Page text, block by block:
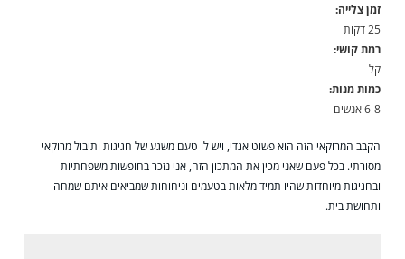
זמן צלייה:
25 דקות
רמת קושי:
קל
כמות מנות:
6-8 אנשים
הקבב המרוקאי הזה הוא פשוט אגדי, ויש לו טעם משגע של חגיגות ותיבול מרוקאי
מסורתי. בכל פעם שאני מכין את המתכון הזה, אני נזכר בחופשות משפחתיות
ובחגיגות מיוחדות שהיו תמיד מלאות בטעמים וניחוחות שמביאים איתם שמחה
ותחושת בית.